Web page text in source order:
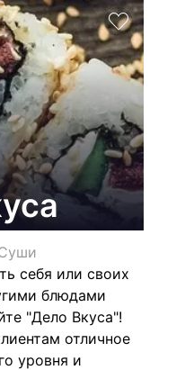
себя или своих
блюдами
"Дело Вкуса"!
отличное
уровня и